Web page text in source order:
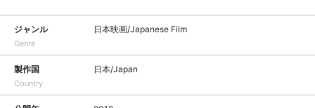
ジャンル
Genre
日本映画/Japanese Film
製作国
Country
日本/Japan